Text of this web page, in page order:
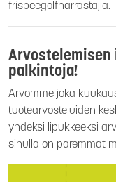
frisbeegolfharrastajia.
palkintoja!
Arvomme joka
tuotearvosteluiden
yhdeksi lipukkeeksi
sinulla on paremmat